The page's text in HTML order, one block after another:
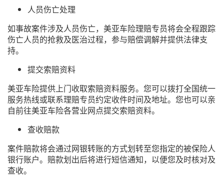
人员伤亡处理
如事故案件涉及人员伤亡，美亚车险理赔专员将会全程跟踪
伤亡人员的抢救及医治过程，参与赔偿调解并提供法律支
持。
提交索赔资料
美亚车险提供上门收取索赔资料服务。您可以拨打全国统一
服务热线或联系理赔专员约定收件时间及地址。您也可以亲
自前往美亚车险各营业网点提交索赔资料。
查收赔款
案件赔款将会通过网银转账的方式划转至您指定的被保险人
银行账户。赔款划出后将进行短信通知，以便您及时核对及
查收。